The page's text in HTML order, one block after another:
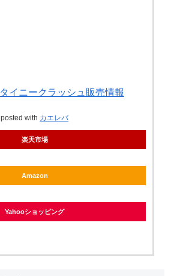
タイニークラッシュ販売情報
posted with カエレバ
楽天市場
Amazon
Yahooショッピング